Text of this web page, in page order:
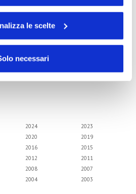
categoria di cookie del
le scelte
necessari
2024
2023
2020
2019
2016
2015
2012
2011
2008
2007
2004
2003